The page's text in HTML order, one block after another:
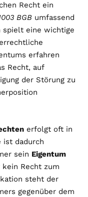
Recht ein
BGB umfassend
spielt eine wichtige
erfahren
Recht, auf
der Störung zu
erfolgt oft in
ist dadurch
sein Eigentum
Recht zum
steht der
gegenüber dem